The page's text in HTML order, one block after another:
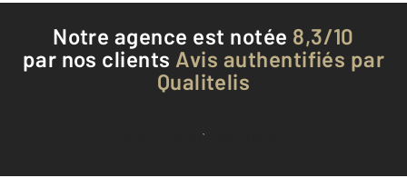
Notre agence est notée 8,3/10
par nos clients Avis authentifiés par
Qualitelis
Voir tous les avis clients